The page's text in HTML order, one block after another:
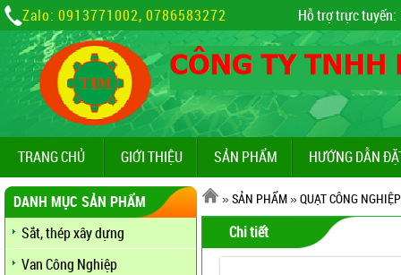
Zalo: 0913771002, 0786583272 Hỗ trợ trực tuyến:
TRANG CHỦ GIỚI THIỆU SẢN PHẨM HƯỚNG DẪN
DANH MỤC SẢN PHẨM
Sắt, thép xây dựng
Van Công Nghiệp
»SẢN PHẨM»QUẠT CÔNG NGHIỆP
Chi tiết